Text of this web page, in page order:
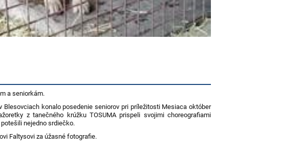
seniorom a seniorkám.
Blesovciach konalo posedenie seniorov pri príležitosti Mesiaca október
z tanečného krúžku TOSUMA prispeli svojimi choreografiami
nejedno srdiečko.
Faltysovi za úžasné fotografie.